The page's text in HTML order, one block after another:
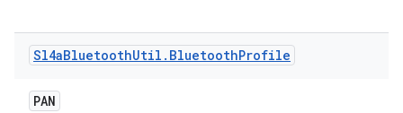
Sl4aBluetoothUtil . BluetoothProfile
PAN